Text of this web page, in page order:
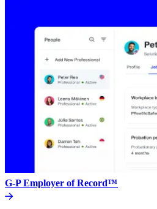
G-P Employer of Record™​​